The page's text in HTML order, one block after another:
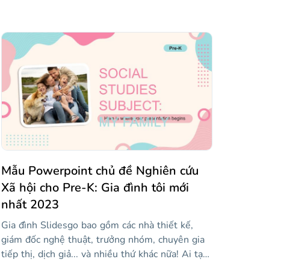
Mẫu Powerpoint chủ đề Nghiên cứu
Xã hội cho Pre-K: Gia đình tôi mới
nhất 2023
Gia đình Slidesgo bao gồm các nhà thiết kế,
giám đốc nghệ thuật, trưởng nhóm, chuyên gia
tiếp thị, dịch giả... và nhiều thứ khác nữa! Ai tạo